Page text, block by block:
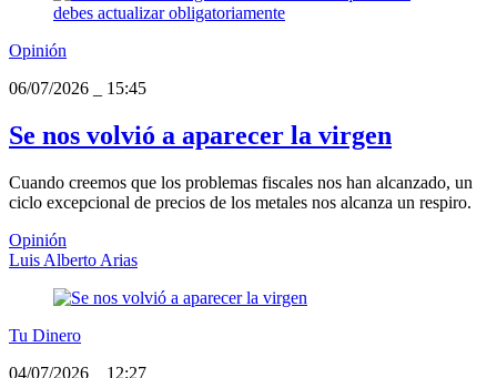
Opinión
06/07/2026
15:45
Se nos volvió a aparecer la virgen
Cuando creemos que los problemas fiscales nos han alcanzado, un
ciclo excepcional de precios de los metales nos alcanza un respiro.
Opinión
Luis Alberto Arias
Tu Dinero
04/07/2026
12:27